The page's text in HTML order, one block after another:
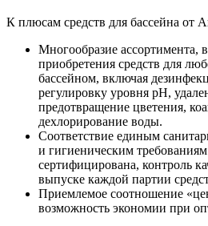
К плюсам средств для бассейна от
Многообразие ассортимента,
приобретения средств для
бассейном, включая
регулировку уровня рН,
предотвращение цветения,
дехлорирование воды.
Соответствие единым
и гигиеническим
сертифицирована, контроль
выпуске каждой партии
Приемлемое соотношение
возможность экономии при